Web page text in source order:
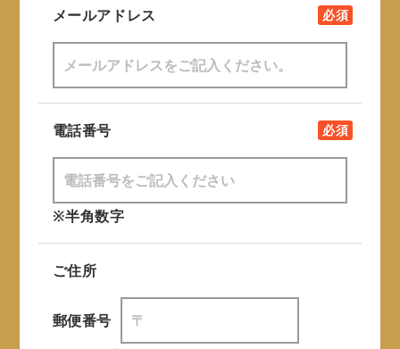
メールアドレス 必須
電話番号 必須
※半角数字
ご住所
郵便番号